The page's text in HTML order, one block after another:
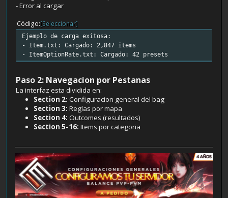
- Error al cargar
Código [Seleccionar]
Ejemplo de carga exitosa:
- Item.txt: Cargado: 2,847 items
- ItemOptionRate.txt: Cargado: 42 presets
Paso 2: Navegacion por Pestanas
La interfaz esta dividida en:
Section 2: Configuracion general del bag
Section 3: Reglas por mapa
Section 4: Outcomes (resultados)
Section 5-16: Items por categoria